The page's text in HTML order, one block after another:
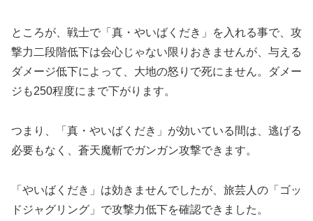
ところが、戦士で「真・やいばくだき」を入れる事で、攻
撃力二段階低下は会心じゃない限りおきませんが、 与える
ダメージ低下によって、大地の怒りで死にません。ダメー
ジも250程度にまで下がります。
つまり、「真・やいばくだき」が効いている間は、逃げる
必要もなく、蒼天魔斬でガンガン攻撃できます。
「やいばくだき」は効きませんでしたが、 旅芸人の「ゴッ
ドジャグリング」で攻撃力低下を確認できました。